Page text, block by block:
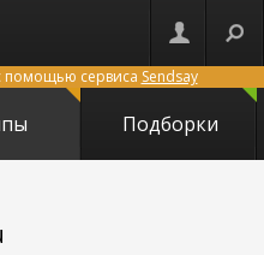
помощью сервиса Sendsay
Подборки